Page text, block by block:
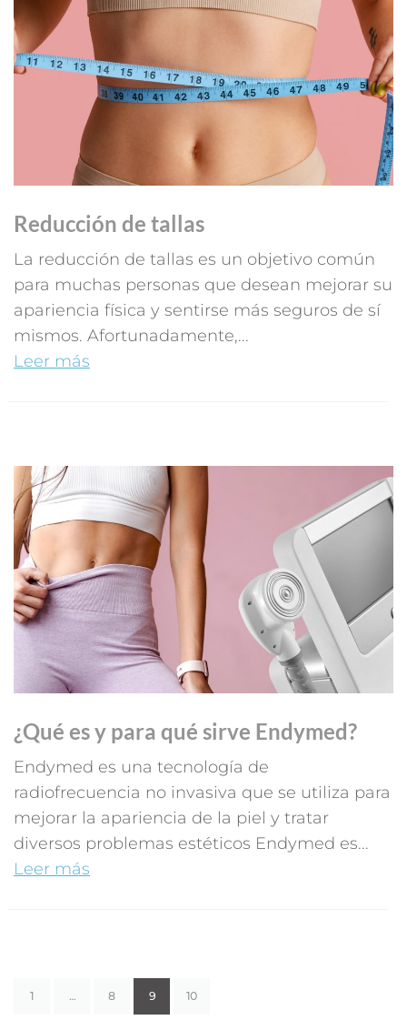
Reducción de tallas
La reducción de tallas es un objetivo común
para muchas personas que desean mejorar su
apariencia física y sentirse más seguros de sí
mismos. Afortunadamente,...
Leer más
¿Qué es y para qué sirve Endymed?
Endymed es una tecnología de
radiofrecuencia no invasiva que se utiliza para
mejorar la apariencia de la piel y tratar
diversos problemas estéticos Endymed es...
Leer más
1 … 8 9 10